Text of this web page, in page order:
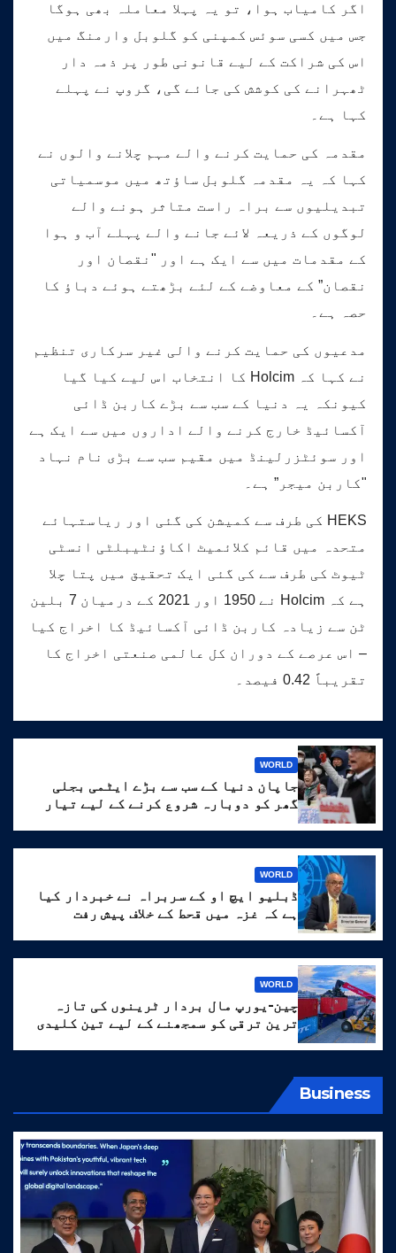
اگر کامیاب ہوا، تو یہ پہلا معاملہ بھی ہوگا
جس میں کسی سوئس کمپنی کو گلوبل وارمنگ میں
اس کی شراکت کے لیے قانونی طور پر ذمہ دار
ٹھہرانے کی کوشش کی جائے گی، گروپ نے پہلے
کہا ہے۔
مقدمہ کی حمایت کرنے والے مہم چلانے والوں نے
کہا کہ یہ مقدمہ گلوبل ساؤتھ میں موسمیاتی
تبدیلیوں سے براہ راست متاثر ہونے والے
لوگوں کے ذریعہ لائے جانے والے پہلے آب و ہوا
کے مقدمات میں سے ایک ہے اور "نقصان اور
نقصان” کے معاوضے کے لئے بڑھتے ہوئے دباؤ کا
حصہ ہے۔
مدعیوں کی حمایت کرنے والی غیر سرکاری تنظیم
نے کہا کہ Holcim کا انتخاب اس لیے کیا گیا
کیونکہ یہ دنیا کے سب سے بڑے کاربن ڈائی
آکسائیڈ خارج کرنے والے اداروں میں سے ایک ہے
اور سوئٹزرلینڈ میں مقیم سب سے بڑی نام نہاد
"کاربن میجر” ہے۔
HEKS کی طرف سے کمیشن کی گئی اور ریاستہائے
متحدہ میں قائم کلائمیٹ اکاؤنٹیبلٹی انسٹی
ٹیوٹ کی طرف سے کی گئی ایک تحقیق میں پتا چلا
ہے کہ Holcim نے 1950 اور 2021 کے درمیان 7 بلین
ٹن سے زیادہ کاربن ڈائی آکسائیڈ کا اخراج کیا
– اس عرصے کے دوران کل عالمی صنعتی اخراج کا
تقریباً 0.42 فیصد۔
WORLD
جاپان دنیا کے سب سے بڑے ایٹمی بجلی
گھر کو دوبارہ شروع کرنے کے لیے تیار
WORLD
ڈبلیو ایچ او کے سربراہ نے خبردار کیا
ہے کہ غزہ میں قحط کے خلاف پیش رفت
WORLD
چین-یورپ مال بردار ٹرینوں کی تازہ
ترین ترقی کو سمجھنے کے لیے تین کلیدی
Business